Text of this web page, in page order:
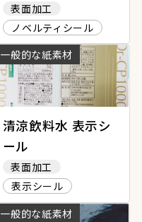
表面加工
ノベルティシール
一般的な紙素材
清涼飲料水 表示シ
ール
表面加工
表示シール
一般的な紙素材